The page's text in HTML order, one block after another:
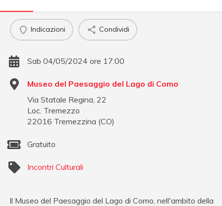
Indicazioni Condividi
Sab 04/05/2024 ore 17:00
Museo del Paesaggio del Lago di Como
Via Statale Regina, 22
Loc. Tremezzo
22016 Tremezzina (CO)
Gratuito
Incontri Culturali
Il Museo del Paesaggio del Lago di Como, nell'ambito della